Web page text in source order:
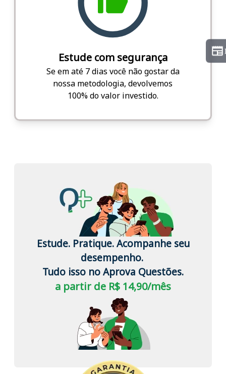
Estude com segurança
Se em até 7 dias você não gostar da
nossa metodologia, devolvemos
100% do valor investido.
Estude. Pratique. Acompanhe seu
desempenho.
Tudo isso no Aprova Questões.
a partir de R$ 14,90/mês